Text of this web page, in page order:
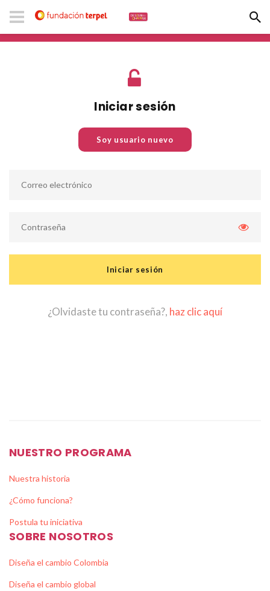
Iniciar sesión
Soy usuario nuevo
¿Olvidaste tu contraseña?, haz clic aquí
NUESTRO PROGRAMA
Nuestra historia
¿Cómo funciona?
Postula tu iniciativa
SOBRE NOSOTROS
Diseña el cambio Colombia
Diseña el cambio global